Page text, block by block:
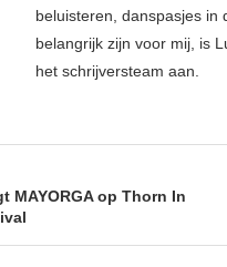
beluisteren, danspasjes in
belangrijk zijn voor mij, is
het schrijversteam aan.
MAYORGA op Thorn In